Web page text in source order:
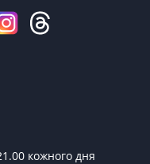
дверних
проводиться
дверей
білий?
кожного дня